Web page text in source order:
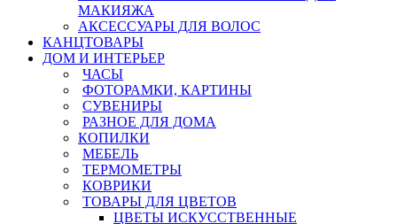
МАКИЯЖА
АКСЕССУАРЫ ДЛЯ ВОЛОС
КАНЦТОВАРЫ
ДОМ И ИНТЕРЬЕР
ЧАСЫ
ФОТОРАМКИ, КАРТИНЫ
СУВЕНИРЫ
РАЗНОЕ ДЛЯ ДОМА
КОПИЛКИ
МЕБЕЛЬ
ТЕРМОМЕТРЫ
КОВРИКИ
ТОВАРЫ ДЛЯ ЦВЕТОВ
ЦВЕТЫ ИСКУССТВЕННЫЕ